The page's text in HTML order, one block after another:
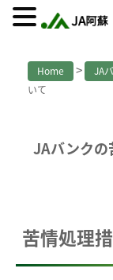
Home > JA
いて
JAバンクの
苦情処理